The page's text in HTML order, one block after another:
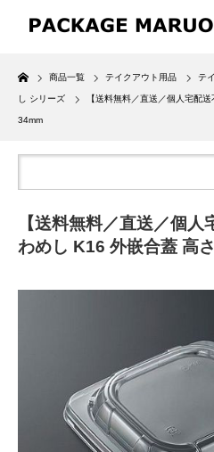
Home
商品一覧 テイクアウト用品 テ
し シリーズ 【送料無料／直送／個人宅配
34mm
【送料無料／直送／個
わめし K16 外嵌合蓋 高